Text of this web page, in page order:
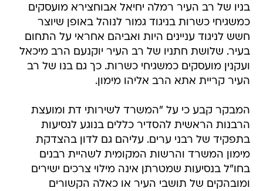
בניו של רב העיר רמלה יחיאל אבוחצירא מועסקים
כמשגיחי כשרות בניגוד גמור לנוהל באופן שיוצר
חשש לניגוד עניינים היות ואביהם אחראי על התחום
בעיר. שלושת חתניו של רב העיר יוקנעם הרב מיכאל
ועקנין מועסקים כמשגיחי כשרות. כך גם בנו של רב
העיר קריית אתא הרב אליהו מימון.
המבקר קבע כי על "המשרד לשירותי דת ומועצת
הרבנות הראשית להסדיר כללים בנוגע לנסיעות
בתפקיד של רבני ערים. עליהם גם לדון בהצדקת
מימון המשרד והרשות המקומית לשהיית רבנים
בחו"ל בנסיעות שמטרתן אינה מילוי צרכים ישירים
ומובהקים של תושבי העיר או כאלה הקשורים